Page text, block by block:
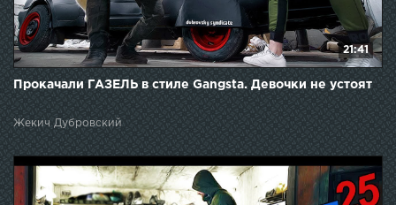
21:41
Прокачали ГАЗЕЛЬ в стиле Gangsta. Девочки не устоят
Жекич Дубровский